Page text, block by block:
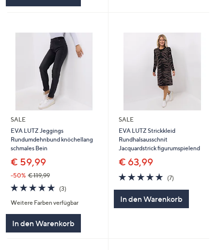
SALE
EVA LUTZ Jeggings
Rundumdehnbund knöchellang
schmales Bein
€ 59,99
-50% € 119,99
5.0
von
5
(3)
Weitere Farben verfügbar
In den Warenkorb
SALE
EVA LUTZ Strickkleid
Rundhalsausschnit
Jacquardstrick figurumspielend
€ 63,99
5.0
von
(7)7
In den Warenkorb